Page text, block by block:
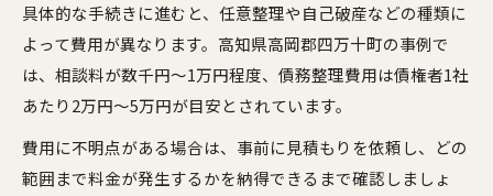
具体的な手続きに進むと、任意整理や自己破産などの種類に
よって費用が異なります。高知県高岡郡四万十町の事例で
は、相談料が数千円～1万円程度、債務整理費用は債権者1社
あたり2万円～5万円が目安とされています。
費用に不明点がある場合は、事前に見積もりを依頼し、どの
範囲まで料金が発生するかを納得できるまで確認しましょ